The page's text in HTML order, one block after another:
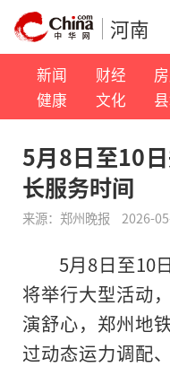
河南
新闻 财经
健康
文化
5月8日至10
长服务时间
来源： 郑州晚报 2026-
5月8日至10
将举行大型活动
演舒心，郑州地
过动态运力调配